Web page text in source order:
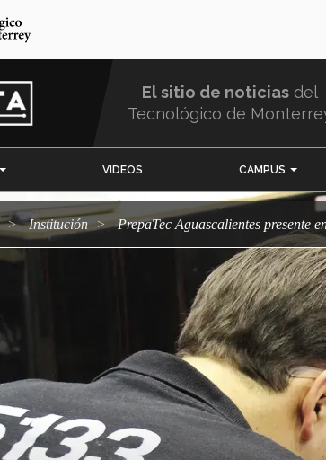
El sitio de noticias del
Tecnológico de
VIDEOS CAMPUS
Institución PrepaTec Aguascalientes presente